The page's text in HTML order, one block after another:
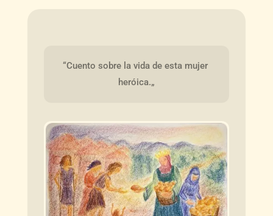
“Cuento sobre la vida de esta mujer
heróica.„